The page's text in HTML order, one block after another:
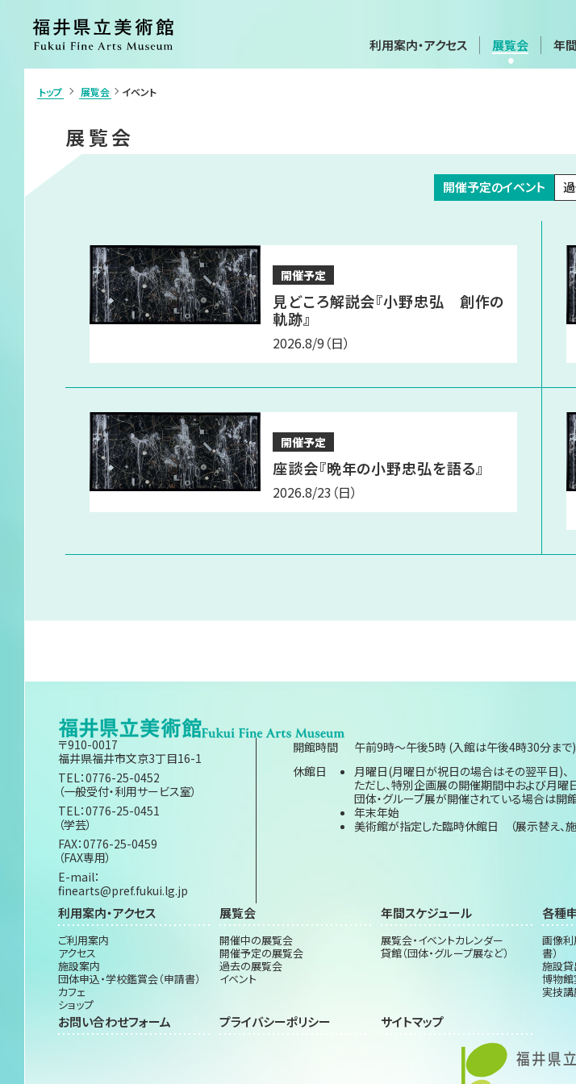
利用案内・アクセス 展覧会 年
ご利用案内
コレクション
コレクション
コレクション検索
沿革
各種刊行物
ボランティア
お問い合わせフ
サイトマップ
トップ 展覧会 イベント
展覧会
開催予定のイベント
開催予定
見どころ解説会『小野忠弘 創作の
軌跡』
2026.8/9（日）
開催予定
座談会『晩年の小野忠弘を語る』
2026.8/23 （日）
〒910-0017
福井県福井市文京3丁目16-1
TEL：0776-25-0452
（一般受付・利用サービス室）
TEL：0776-25-0451
（学芸）
FAX：0776-25-0459
（FAX専用）
E-mail：
finearts@pref.fukui.lg.jp
開館時間
午前9時～午後5時 (入館は午後4時30分まで)
休館日
月曜日(月曜日が祝日の場合はその翌平日)、
ただし、特別企画展の開催期間中および月曜
団体・グループ展が開催されている場合は開
年末年始
美術館が指定した臨時休館日 （展示替え、施
利用案内・アクセス
ご利用案内
アクセス
施設案内
団体申込・学校鑑賞会（申請書）
カフェ
ショップ
展覧会
開催中の展覧会
開催予定の展覧会
過去の展覧会
イベント
年間スケジュール
展覧会・イベントカレンダー
貸館（団体・グループ展など）
各種
画像利
書）
施設貸
博物館
実技
お問い合わせフォーム プライバシーポリシー サイトマップ